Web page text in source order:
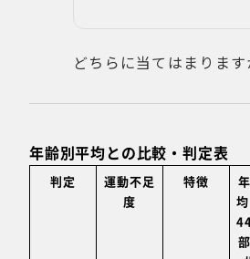
どちらに当てはまります
年齢別平均との比較・判定表
判定
運動不足
度
特徴